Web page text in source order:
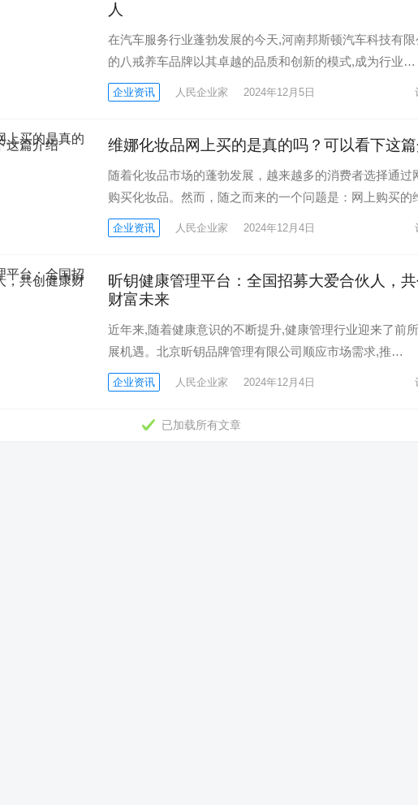
人
在汽车服务行业蓬勃发展的今天,河南邦斯顿汽车科技有
的八戒养车品牌以其卓越的品质和创新的模式,成为行业…
企业资讯 人民企业家 2024年12月5日
维娜化妆品网上买的是真的吗？可以看下这
随着化妆品市场的蓬勃发展，越来越多的消费者选择通过
购买化妆品。然而，随之而来的一个问题是：网上购买
企业资讯 人民企业家 2024年12月4日
昕钥健康管理平台：全国招募大爱合伙人，
财富未来
近年来,随着健康意识的不断提升,健康管理行业迎来了前
展机遇。北京昕钥品牌管理有限公司顺应市场需求,推…
企业资讯 人民企业家 2024年12月4日
已加载所有文章